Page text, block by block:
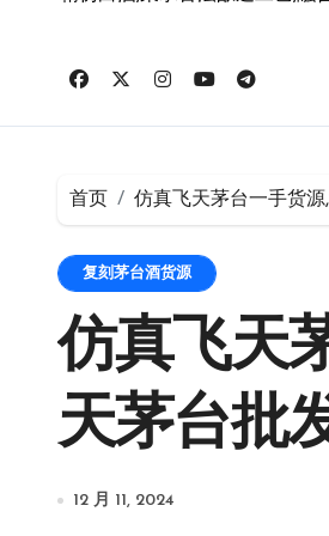
首页 仿真飞天茅台一手货
复刻茅台酒货源
仿真飞天
天茅台批
12 月 11, 2024